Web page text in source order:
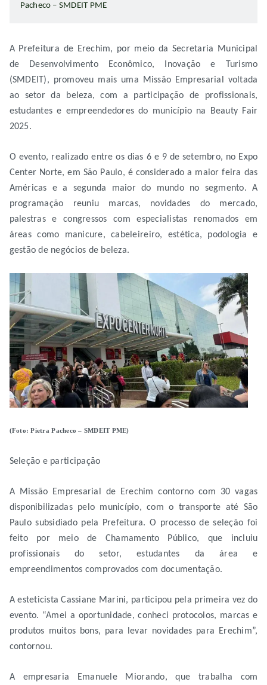
Pacheco – SMDEIT PME
A Prefeitura de Erechim, por meio da Secretaria Municipal
de Desenvolvimento Econômico, Inovação e Turismo
(SMDEIT), promoveu mais uma Missão Empresarial voltada
ao setor da beleza, com a participação de profissionais,
estudantes e empreendedores do município na Beauty Fair
2025.
O evento, realizado entre os dias 6 e 9 de setembro, no Expo
Center Norte, em São Paulo, é considerado a maior feira das
Américas e a segunda maior do mundo no segmento. A
programação reuniu marcas, novidades do mercado,
palestras e congressos com especialistas renomados em
áreas como manicure, cabeleireiro, estética, podologia e
gestão de negócios de beleza.
(Foto: Pietra Pacheco – SMDEIT PME)
Seleção e participação
A Missão Empresarial de Erechim contorno com 30 vagas
disponibilizadas pelo município, com o transporte até São
Paulo subsidiado pela Prefeitura. O processo de seleção foi
feito por meio de Chamamento Público, que incluiu
profissionais do setor, estudantes da área e
empreendimentos comprovados com documentação.
A esteticista Cassiane Marini, participou pela primeira vez do
evento. “Amei a oportunidade, conheci protocolos, marcas e
produtos muitos bons, para levar novidades para Erechim”,
contornou.
A empresaria Emanuele Miorando, que trabalha com